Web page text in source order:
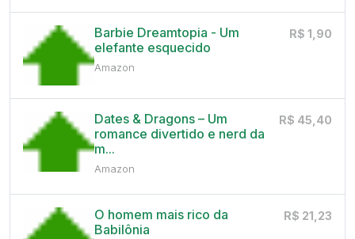
Barbie Dreamtopia - Um
elefante esquecido
Amazon
R$ 1,90
Dates & Dragons – Um
romance divertido e nerd da
m...
Amazon
R$ 45,40
O homem mais rico da
Babilônia
R$ 21,23